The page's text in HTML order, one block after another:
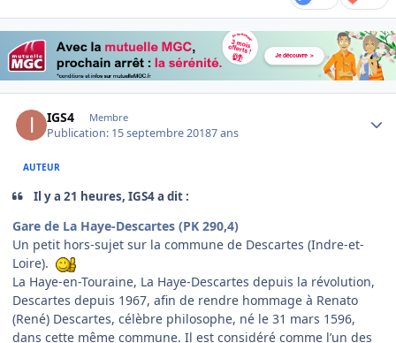
IGS4 Membre
Publication: 15 septembre 20187 ans
AUTEUR
Il y a 21 heures, IGS4 a dit :
Gare de La Haye-Descartes (PK 290,4)
Un petit hors-sujet sur la commune de Descartes (Indre-et-
Loire).
La Haye-en-Touraine, La Haye-Descartes depuis la révolution,
Descartes depuis 1967, afin de rendre hommage à Renato
(René) Descartes, célèbre philosophe, né le 31 mars 1596,
dans cette même commune. Il est considéré comme l’un des